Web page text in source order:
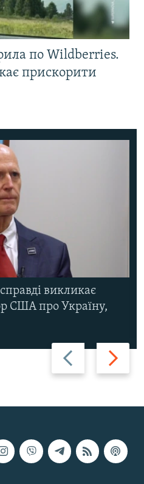
по Wildberries.
прискорити
Назад Вперед
викликає
США про Україну,